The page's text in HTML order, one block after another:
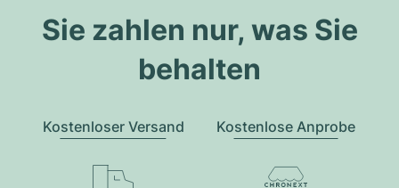
Sie zahlen nur, was Sie
behalten
Kostenloser Versand Kostenlose Anprobe